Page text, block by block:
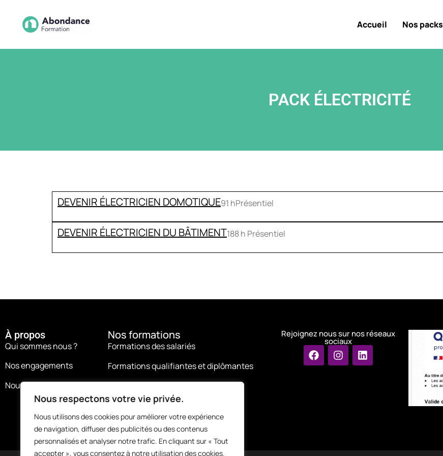
Nous respectons votre vie privée.
Nous utilisons des cookies pour améliorer votre expérience
de navigation, diffuser des publicités ou des contenus
personnalisés et analyser notre trafic. En cliquant sur « Tout
accepter », vous consentez à notre utilisation des cookies.
Accueil Nos packs
PACK ÉLECTRICITÉ ​
DEVENIR ÉLECTRICIEN DOMOTIQUE91 hPrésentiel
DEVENIR ÉLECTRICIEN DU BÂTIMENT188 h Présentiel
À propos
Qui sommes nous ?
Nos engagements
Nous contacter
Nos formations
Formations des salariés
Formations qualifiantes et diplômantes
Formations demandeurs d’emploi
Rejoignez nous sur nos réseaux
sociaux